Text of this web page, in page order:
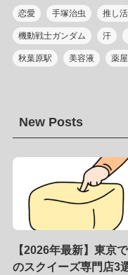
恋愛 手塚治虫 推し活
機動戦士ガンダム 汗
秋葉原駅 美容液 薬
New Posts
【2026年最新】東京
のスクイーズ専門店3